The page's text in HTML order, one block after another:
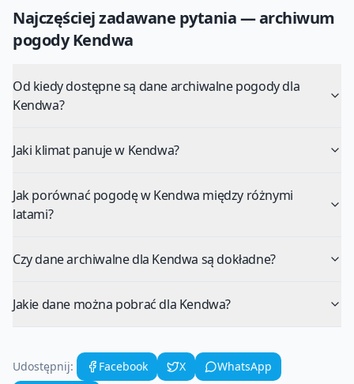
Najczęściej zadawane pytania — archiwum
pogodyKendwa
Od kiedy dostępne są dane archiwalne pogody dla
Kendwa?
Jaki klimat panuje w Kendwa?
Jak porównać pogodę w Kendwa między różnymi
latami?
Czy dane archiwalne dla Kendwa są dokładne?
Jakie dane można pobrać dla Kendwa?
Udostępnij: Facebook X
WhatsApp